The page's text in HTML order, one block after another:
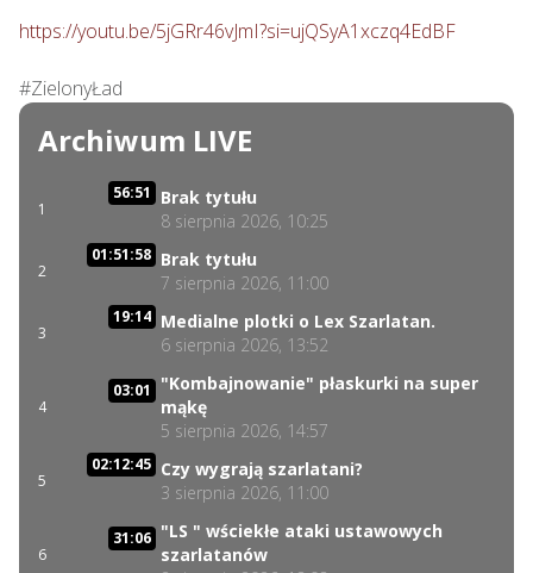
https://youtu.be/5jGRr46vJmI?si=ujQSyA1xczq4EdBF
#ZielonyŁad
Archiwum LIVE
1
56:51
Brak tytułu
8 sierpnia 2026, 10:25
2
01:51:58 Brak tytułu
7 sierpnia 2026, 11:00
3
19:14 Medialne plotki o Lex Szarlatan.
6 sierpnia 2026, 13:52
4
03:01
"Kombajnowanie" płaskurki na super
mąkę
5 sierpnia 2026, 14:57
5
02:12:45 Czy wygrają szarlatani?
3 sierpnia 2026, 11:00
6
31:06 "LS " wściekłe ataki ustawowych
szarlatanów